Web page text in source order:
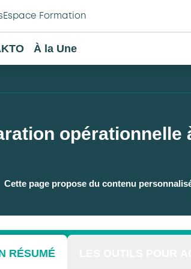
Espace Formation
À la Une
opérationnelle
Cette page propose du contenu
RÉSUMÉ